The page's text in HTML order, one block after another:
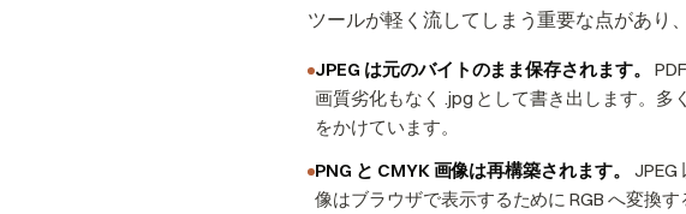
ツールが軽く流してしまう重要な点があり
JPEG は元のバイトのまま保存されます。
画質劣化もなく .jpg として書き出します。
をかけています。
PNG と CMYK 画像は再構築されます。
JPEG
像はブラウザで表示するために RGB へ変換